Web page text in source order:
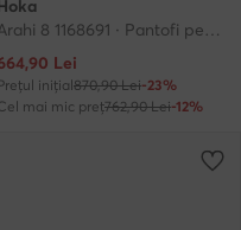
Arahi 8 1168691 · Pantofi pentru alergare
actual
Lei
inițial870,90 Lei-23%
mai mic preț762,90 Lei-12%